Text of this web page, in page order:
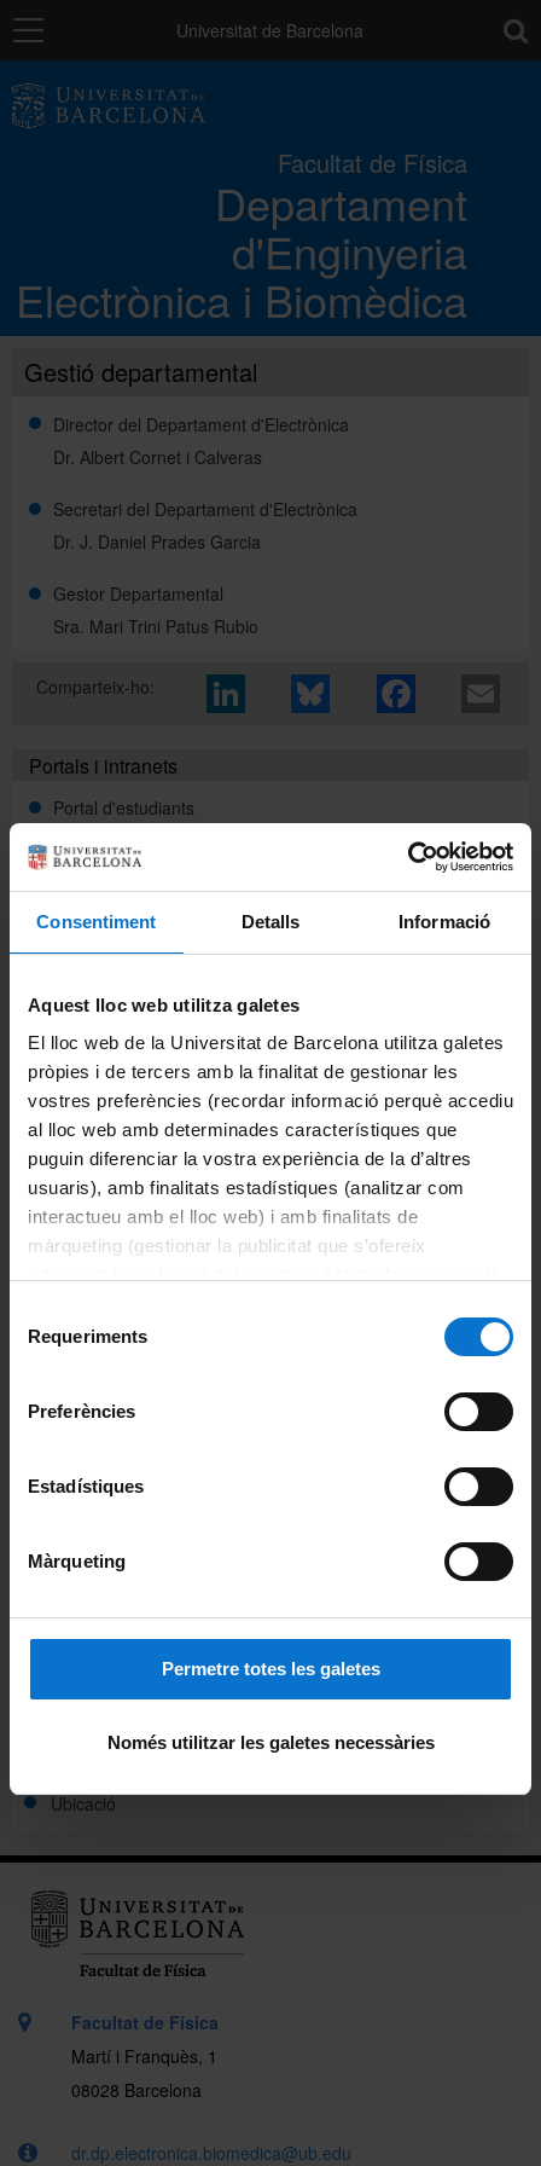
Consentiment Detalls Informació
Aquest lloc web utilitza galetes
El lloc web de la Universitat de Barcelona utilitza galetes
pròpies i de tercers amb la finalitat de gestionar les
vostres preferències (recordar informació perquè accediu
al lloc web amb determinades característiques que
puguin diferenciar la vostra experiència de la d’altres
usuaris), amb finalitats estadístiques (analitzar com
interactueu amb el lloc web) i amb finalitats de
màrqueting (gestionar la publicitat que s’ofereix
consultar laPolítica de galetes del lloc web de la
Requeriments
Preferències
Estadístiques
Màrqueting
Permetre totes les galetes
Només utilitzar les galetes necessàries
Navegació Universitat de Barcelona
Facultat de Física
Departament
d'Enginyeria
Electrònica i Biomèdica
El Departament
Docència
Recerca
Transferència tecnològica
RRI (Recerca i innovació responsable)
Español
El Departament
Organització
Càrrecs i comissions
Gestió departamental
Grups de recerca
Divulgació Científica
Multimèdia
Directori
Ubicació
Gestió departamental
Director del Departament d'Electrònica
Dr. Albert Cornet i Calveras
Secretari del Departament d'Electrònica
Dr. J. Daniel Prades Garcia
Gestor Departamental
Sra. Mari Trini Patus Rubio
Comparteix-ho:
Portals i intranets
Portal d'estudiants
Intranet UB (PDI i PTGAS)
Campus Virtual
Alumni UB
Facultat de Física
Martí i Franquès, 1
08028 Barcelona
dr.dp.electronica.biomedica@ub.edu